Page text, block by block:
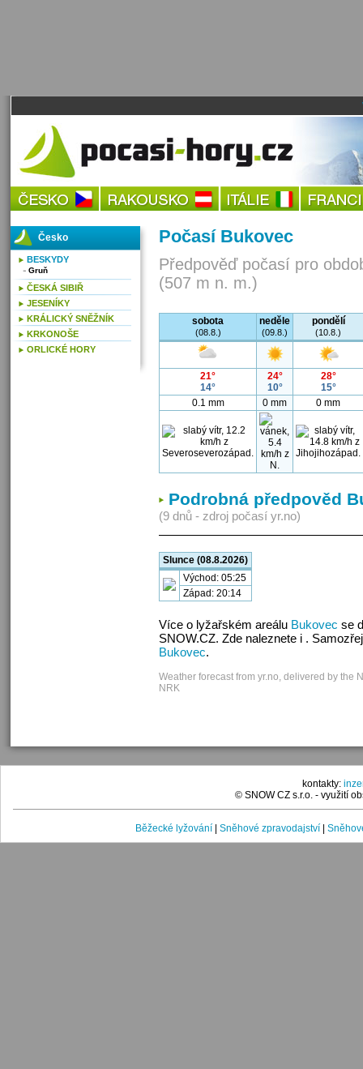
Počasí Bukovec
Předpověď počasí pro
(507 m n. m.)
sobota
(08.8.)
neděle
(09.8.)
pondělí
(10.8.)
21°
14°
24°
10°
28°
15°
0.1 mm
0 mm 0 mm
Podrobná předpověd
(9 dnů - zdroj počasí yr.no)
Slunce (08.8.2026)
Východ: 05:25
Západ: 20:14
Více o lyžařském areálu Bukovec se
SNOW.CZ. Zde naleznete i .
Bukovec.
Weather forecast from yr.no, delivered by the
NRK
Česko
BESKYDY
Gruň
ČESKÁ SIBIŘ
JESENÍKY
KRÁLICKÝ SNĚŽNÍK
KRKONOŠE
ORLICKÉ HORY
kontakty:
© SNOW CZ s.r.o. - využití
Běžecké lyžování Sněhové zpravodajství